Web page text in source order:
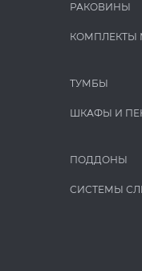
РАКОВИНЫ
КОМПЛЕКТЫ
ТУМБЫ
ШКАФЫ И
ПОДДОНЫ
СИСТЕМЫ